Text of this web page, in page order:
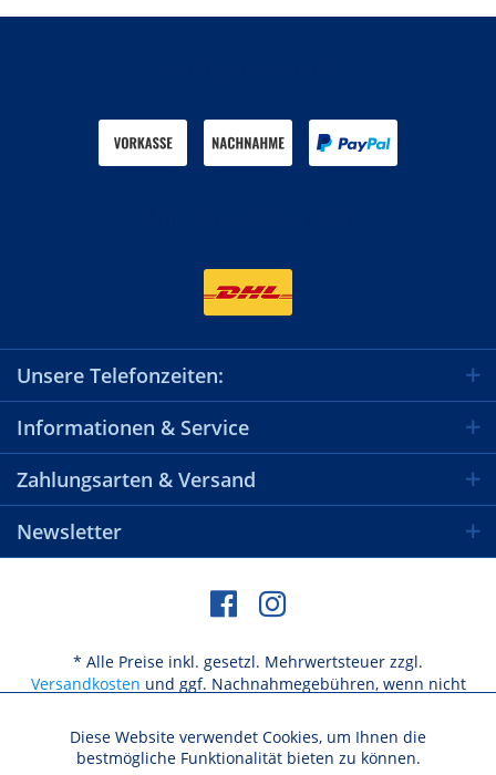
Unsere Telefonzeiten:
Informationen & Service
Zahlungsarten & Versand
Newsletter
* Alle Preise inkl. gesetzl. Mehrwertsteuer zzgl.
Versandkosten und ggf. Nachnahmegebühren, wenn nicht
Funktionale
Aktiv
Diese Website verwendet Cookies, um Ihnen die
bestmögliche Funktionalität bieten zu können.